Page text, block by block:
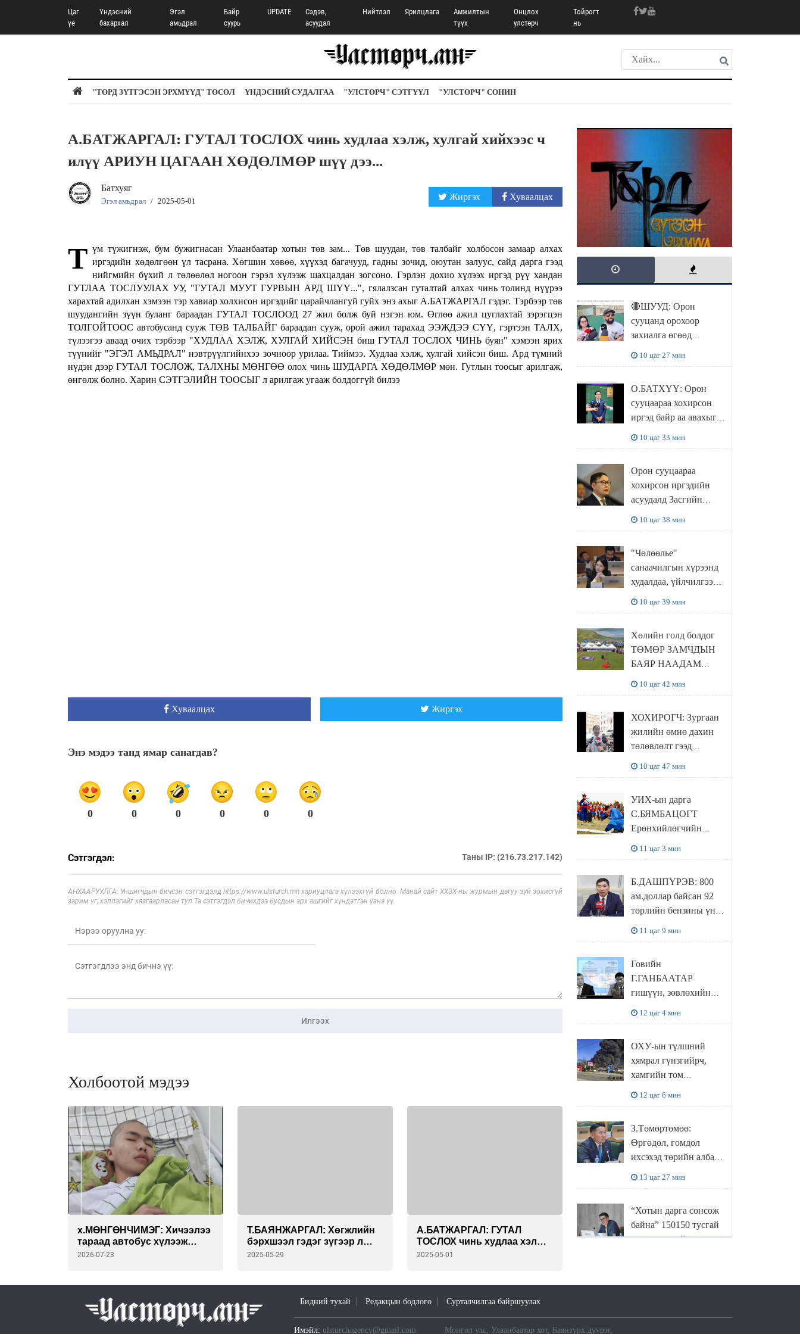
Цаг
үе
Үндэсний
бахархал
Эгэл
амьдрал
Байр
суурь
UPDATE
Сэдэв,
асуудал
Нийтлэл Ярилцлага
Амжилтын
түүх
Онцлох
улстөрч
Тойрогт
нь
"ТӨРД ЗҮТГЭСЭН ЭРХМҮҮД" ТӨСӨЛ ҮНДЭСНИЙ СУДАЛГАА "УЛСТӨРЧ" СЭТГҮҮЛ "УЛСТӨРЧ" СОНИН
А.БАТЖАРГАЛ: ГУТАЛ ТОСЛОХ чинь худлаа хэлж, хулгай хийхээс ч
илүү АРИУН ЦАГААН ХӨДӨЛМӨР шүү дээ...
Батхуяг
Эгэл амьдрал / 2025-05-01 Жиргэх Хуваалцах
Т үм түжигнэж, бум бужигнасан Улаанбаатар хотын төв зам... Төв шуудан, төв талбайг холбосон замаар алхах
иргэдийн хөдөлгөөн үл тасрана. Хөгшин хөвөө, хүүхэд багачууд, гадны зочид, оюутан залуус, сайд дарга гээд
нийгмийн бүхий л төлөөлөл ногоон гэрэл хүлээж шахцалдан зогсоно. Гэрлэн дохио хүлээх иргэд рүү хандан
ГУТЛАА ТОСЛУУЛАХ УУ, "ГУТАЛ МУУТ ГУРВЫН АРД ШҮҮ...", гялалзсан гуталтай алхах чинь толинд нүүрээ
харахтай адилхан хэмээн тэр хавиар холхисон иргэдийг царайчлангуй гуйх энэ ахыг А.БАТЖАРГАЛ гэдэг. Тэрбээр төв
шуудангийн зүүн буланг бараадан ГУТАЛ ТОСЛООД 27 жил болж буй нэгэн юм. Өглөө ажил цуглахтай зэрэгцэн
ТОЛГОЙТООС автобусанд сууж ТӨВ ТАЛБАЙГ бараадан сууж, орой ажил тарахад ЭЭЖДЭЭ СҮҮ, гэртээн ТАЛХ,
түлээгээ аваад очих тэрбээр "ХУДЛАА ХЭЛЖ, ХУЛГАЙ ХИЙСЭН биш ГУТАЛ ТОСЛОХ ЧИНЬ буян" хэмээн ярих
түүнийг "ЭГЭЛ АМЬДРАЛ" нэвтрүүлгийнхээ зочноор урилаа. Тиймээ. Худлаа хэлж, хулгай хийсэн биш. Ард түмний
нүдэн дээр ГУТАЛ ТОСЛОЖ, ТАЛХНЫ МӨНГӨӨ олох чинь ШУДАРГА ХӨДӨЛМӨР мөн. Гутлын тоосыг арилгаж,
өнгөлж болно. Харин СЭТГЭЛИЙН ТООСЫГ л арилгаж угааж болдоггүй билээ
Хуваалцах Жиргэх
Энэ мэдээ танд ямар санагдав?
0 0 0 0 0 0
Сэтгэгдэл: Таны IP: (216.73.217.142)
АНХААРУУЛГА: Уншигчдын бичсэн сэтгэгдэлд https://www.ulsturch.mn хариуцлага хүлээхгүй болно. Манай сайт ХХЗХ-ны журмын дагуу зүй зохисгүй
зарим үг, хэллэгийг хязгаарласан тул Та сэтгэгдэл бичихдээ бусдын эрх ашгийг хүндэтгэн үзнэ үү.
Илгээх
Холбоотой мэдээ
х.МӨНГӨНЧИМЭГ: Хичээлээ
тараад автобус хүлээж
байсан хүүг маань
эрүүл болгохын төлөө бүх
зүйлээ зориулж байна.
2026-07-23
Т.БАЯНЖАРГАЛ: Хөгжлийн
бэрхшээл гэдэг зүгээр л
СААД. Өөрийгөө ялж,
САЙХАН МЭДРЭМЖ өгсөн
2025-05-29
А.БАТЖАРГАЛ: ГУТАЛ
ТОСЛОХ чинь худлаа хэлж,
хулгай хийхээс ч илүү
2025-05-01
🔴ШУУД: Орон
сууцанд орохоор
захиалга өгөөд
10 цаг 27 мин
О.БАТХҮҮ: Орон
сууцаараа хохирсон
иргэд байр аа авахыг л
доривтой арга хэмжээ
авч ажиллана
10 цаг 33 мин
Орон сууцаараа
хохирсон иргэдийн
асуудалд Засгийн
10 цаг 38 мин
"Чөлөөлье"
санаачилгын хүрээнд
худалдаа, үйлчилгээ
болгох тогтоолын
төслийг баталлаа
10 цаг 39 мин
Хөлийн голд болдог
ТӨМӨР ЗАМЧДЫН
БАЯР НААДАМ
10 цаг 42 мин
ХОХИРОГЧ: Зургаан
жилийн өмнө дахин
төлөвлөлт гээд
байхгүй, орон сууц ч
байхгүй хаана
амьдрахаа мэдэхгүй
явж байна
10 цаг 47 мин
УИХ-ын дарга
С.БЯМБАЦОГТ
Ерөнхийлөгчийн
Сутай хайрханы
тахилгад оролцжээ
11 цаг 3 мин
Б.ДАШПҮРЭВ: 800
ам.доллар байсан 92
төрлийн бензины үнэ
11 цаг 9 мин
Говийн
Г.ГАНБААТАР
гишүүн, зөвлөхийн
зардлаа “ИНҮТ”
ТӨХХК даажээ
12 цаг 4 мин
ОХУ-ын түлшний
хямрал гүнзгийрч,
хамгийн том
12 цаг 6 мин
З.Төмөртөмөө:
Өргөдөл, гомдол
ихсэхэд төрийн албан
13 цаг 27 мин
“Хотын дарга сонсож
байна” 150150 тусгай
дугаарыг наймдугаар
УЛСЫН ОНЦГОЙ
Бидний тухай Редакцын бодлого Сурталчилгаа байршуулах
Имэйл: ulsturchagency@gmail.com Монгол улс, Улаанбаатар хот, Баянзүрх дүүрэг,